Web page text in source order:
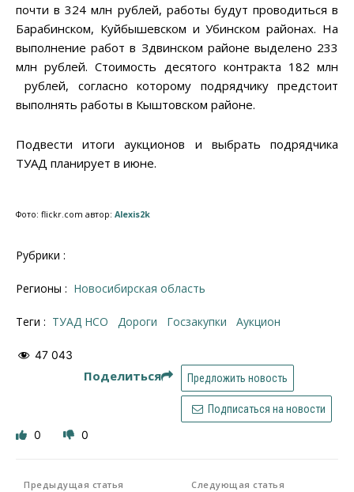
почти в 324 млн рублей, работы будут проводиться в
Барабинском, Куйбышевском и Убинском районах. На
выполнение работ в Здвинском районе выделено 233
млн рублей. Стоимость десятого контракта 182 млн
рублей, согласно которому подрядчику предстоит
выполнять работы в Кыштовском районе.
Подвести итоги аукционов и выбрать подрядчика
ТУАД планирует в июне.
Фото: flickr.com автор: Alexis2k
Рубрики :
Регионы : Новосибирская область
Теги : ТУАД НСО дороги госзакупки аукцион
47 043
Поделиться Предложить новость
Подписаться на новости
0 0
Предыдущая статья Следующая статья